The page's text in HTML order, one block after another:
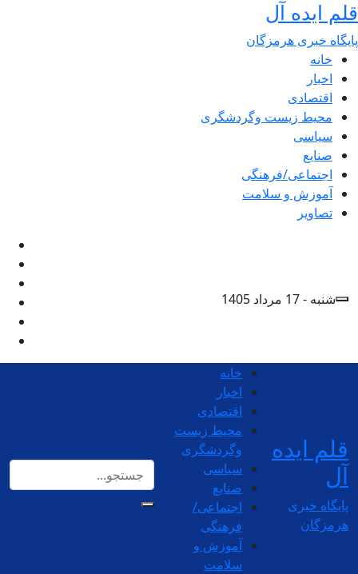
قلم ایده آل
پایگاه خبری هرمزگان
خانه
اخبار
اقتصادی
محیط زیست وگردشگری
سیاسی
صنایع
اجتماعی/فرهنگی
آموزش و سلامت
تصاویر
شنبه - 17 مرداد 1405
قلم ایده
آل
پایگاه خبری
هرمزگان
خانه
اخبار
اقتصادی
محیط زیست
وگردشگری
سیاسی
صنایع
اجتماعی/
فرهنگی
آموزش و
سلامت